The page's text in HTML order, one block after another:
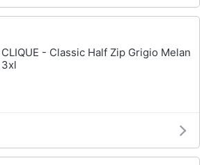
CLIQUE - Classic Half Zip Grigio Melan
3xl